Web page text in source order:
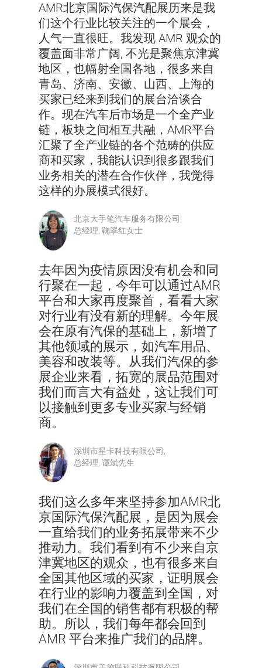
AMR北京国际汽保汽配展历来是我
们这个行业比较关注的一个展会，
人气一直很旺。我发现 AMR 观众的
覆盖面非常广阔, 不光是聚焦京津冀
地区，也幅射全国各地，很多来自
青岛、济南、安徽、山西、上海的
买家已经来到我们的展台洽谈合
作。现在汽车后市场是一个全产业
链，板块之间相互共融，AMR平台
汇聚了全产业链的各个范畴的供应
商和买家，我能认识到很多跟我们
业务相关的潜在合作伙伴，我觉得
这样的办展模式很好。
北京大手笔汽车服务有限公司,
总经理, 鞠翠红女士
去年因为疫情原因没有机会和同
行聚在一起，今年可以通过AMR
平台和大家再度聚首，看看大家
对行业有没有新的理解。今年展
会在原有汽保的基础上，新增了
其他领域的展示，如汽车用品、
美容和改装等。从我们汽保的参
展企业来看，拓宽的展品范围对
我们而言大有益处，这让我们可
以接触到更多专业买家与经销
商。
深圳市星卡科技有限公司,
总经理, 谭斌先生
我们这么多年来坚持参加AMR北
京国际汽保汽配展，是因为展会
一直给我们的业务拓展带来不少
推动力。我们看到有不少来自京
津冀地区的观众，也有很多来自
全国其他区域的买家，证明展会
在行业的影响力覆盖到全国，对
我们在全国的销售都有积极的帮
助。所以，我们每年都会回到
AMR 平台来推广我们的品牌。